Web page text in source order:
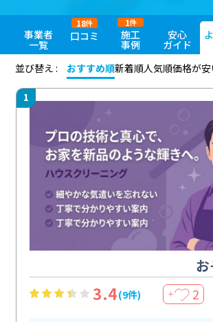
事業者
一覧
口コミ
18件
施工
事例
1件
安心
ガイド
並び替え :
おすすめ順新着順人気順価格が安
1
3.4(9件) ＋ 2